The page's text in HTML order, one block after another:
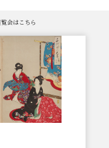
会はこちら